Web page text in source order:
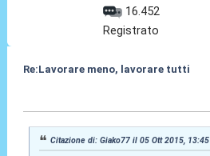
16.452
Registrato
Re:Lavorare meno, lavorare tutti
Citazione di: Giako77 il 05 Ott 2015, 13:45